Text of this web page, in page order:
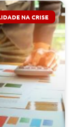
NA CRISE